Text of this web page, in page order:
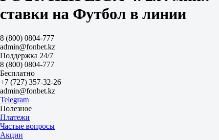
1.50
Да
2.02
Нет
1.70
ИТ 1
Б
М
0.5
1.32
3.10
ИТ 2
Б
ставки на Футбол в линии
8 (800) 0804-777
admin@fonbet.kz
Поддержка 24/7
8 (800) 0804-777
Бесплатно
+7 (727) 357-32-26
admin@fonbet.kz
Telegram
Полезное
Платежи
Частые вопросы
Акции